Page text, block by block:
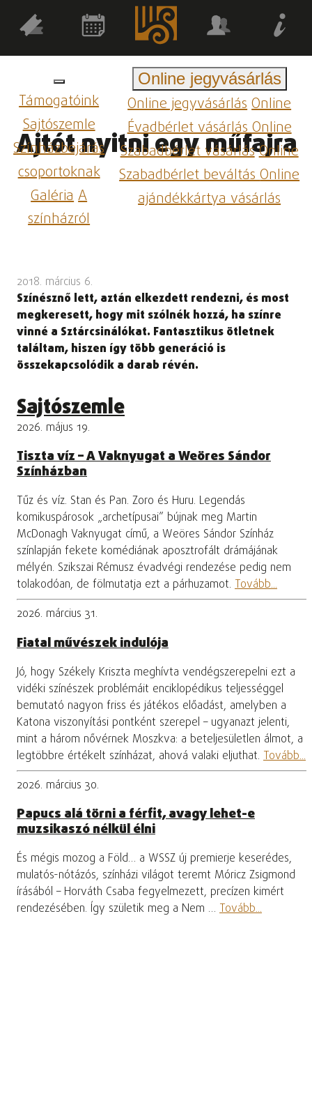
Támogatóink
Sajtószemle
Színházbejárás
csoportoknak
GalériaA
színházról
Online jegyvásárlás
Online jegyvásárlásOnline
Évadbérlet vásárlásOnline
Szabadbérlet vásárlásOnline
Szabadbérlet beváltásOnline
ajándékkártya vásárlás
Ajtót nyitni egy műfajra
2018. március 6.
Színésznő lett, aztán elkezdett rendezni, és most
megkeresett, hogy mit szólnék hozzá, ha színre
vinné a Sztárcsinálókat. Fantasztikus ötletnek
találtam, hiszen így több generáció is
összekapcsolódik a darab révén.
Sajtószemle
2026. május 19.
Tiszta víz – A Vaknyugat a Weöres Sándor
Színházban
Tűz és víz. Stan és Pan. Zoro és Huru. Legendás
komikuspárosok „archetípusai” bújnak meg Martin
McDonagh Vaknyugat című, a Weöres Sándor Színház
színlapján fekete komédiának aposztrofált drámájának
mélyén. Szikszai Rémusz évadvégi rendezése pedig nem
tolakodóan, de fölmutatja ezt a párhuzamot. Tovább...
2026. március 31.
Fiatal művészek indulója
Jó, hogy Székely Kriszta meghívta vendégszerepelni ezt a
vidéki színészek problémáit enciklopédikus teljességgel
bemutató nagyon friss és játékos előadást, amelyben a
Katona viszonyítási pontként szerepel – ugyanazt jelenti,
mint a három nővérnek Moszkva: a beteljesületlen álmot, a
legtöbbre értékelt színházat, ahová valaki eljuthat. Tovább...
2026. március 30.
Papucs alá törni a férfit, avagy lehet-e
muzsikaszó nélkül élni
És mégis mozog a Föld… a WSSZ új premierje keserédes,
mulatós-nótázós, színházi világot teremt Móricz Zsigmond
írásából – Horváth Csaba fegyelmezett, precízen kimért
rendezésében. Így születik meg a Nem … Tovább...